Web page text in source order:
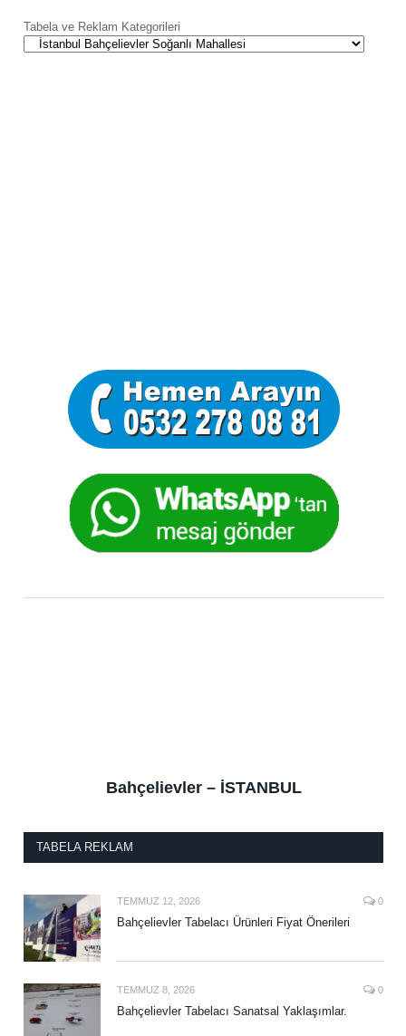
Tabela ve Reklam Kategorileri
Bahçelievler – İSTANBUL
TABELA REKLAM
TEMMUZ 12, 2026 0
Bahçelievler Tabelacı Ürünleri Fiyat Önerileri
TEMMUZ 8, 2026 0
Bahçelievler Tabelacı Sanatsal Yaklaşımlar.